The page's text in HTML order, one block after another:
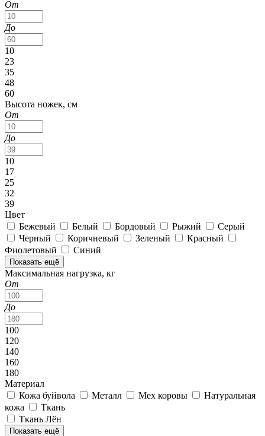
От
До
10
23
35
48
60
Высота ножек, см
От
До
10
17
25
32
39
Цвет
Бежевый
Белый Бордовый Рыжий
Серый
Черный
Коричневый Зеленый
Красный
Фиолетовый
Синий
Показать ещё
Максимальная нагрузка, кг
От
До
100
120
140
160
180
Материал
Кожа буйвола
Металл Мех коровы
Натуральная
кожа
Ткань
Ткань Лён
Показать ещё